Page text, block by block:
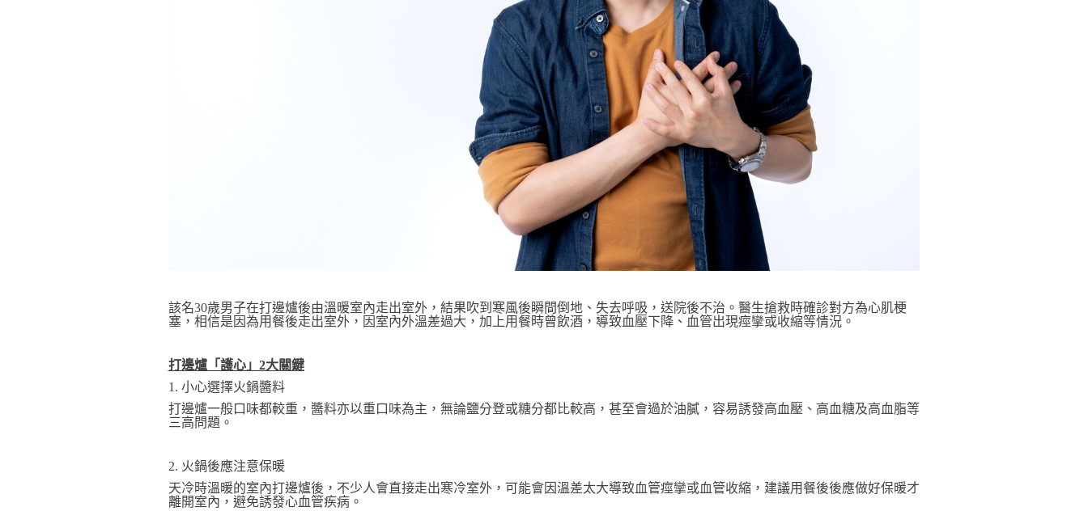
該名30歲男子在打邊爐後由溫暖室內走出室外，結果吹到寒風後瞬間倒地、失去呼吸，送院後不治。醫生搶救時確診對方為心肌梗
塞，相信是因為用餐後走出室外，因室內外溫差過大，加上用餐時曾飲酒，導致血壓下降、血管出現痙攣或收縮等情況。
打邊爐「護心」2大關鍵
1. 小心選擇火鍋醬料
打邊爐一般口味都較重，醬料亦以重口味為主，無論鹽分登或糖分都比較高，甚至會過於油膩，容易誘發高血壓、高血糖及高血脂等
三高問題。
2. 火鍋後應注意保暖
天冷時溫暖的室內打邊爐後，不少人會直接走出寒冷室外，可能會因溫差太大導致血管痙攣或血管收縮，建議用餐後後應做好保暖才
離開室內，避免誘發心血管疾病。